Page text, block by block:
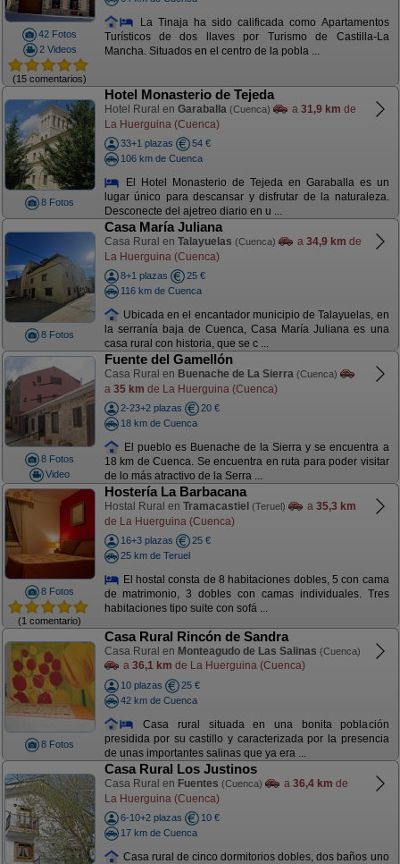
42 Fotos
2 Videos
(15 comentarios)
La Tinaja ha sido calificada como Apartamentos
Turísticos de dos llaves por Turismo de Castilla-La
Mancha. Situados en el centro de la pobla ...
8 Fotos
Hotel Monasterio de Tejeda
Hotel Rural en Garaballa (Cuenca) a 31,9 km de
La Huerguina (Cuenca)
33+1 plazas
54 €
106 km de Cuenca
El Hotel Monasterio de Tejeda en Garaballa es un
lugar único para descansar y disfrutar de la naturaleza.
Desconecte del ajetreo diario en u ...
8 Fotos
Casa María Juliana
Casa Rural en Talayuelas (Cuenca) a 34,9 km de
La Huerguina (Cuenca)
8+1 plazas
25 €
116 km de Cuenca
Ubicada en el encantador municipio de Talayuelas, en
la serranía baja de Cuenca, Casa María Juliana es una
casa rural con historia, que se c ...
8 Fotos
Video
Fuente del Gamellón
Casa Rural en Buenache de La Sierra (Cuenca)
a 35 km de La Huerguina (Cuenca)
2-23+2 plazas
20 €
18 km de Cuenca
El pueblo es Buenache de la Sierra y se encuentra a
18 km de Cuenca. Se encuentra en ruta para poder visitar
de lo más atractivo de la Serra ...
8 Fotos
(1 comentario)
Hostería La Barbacana
Hostal Rural en Tramacastiel (Teruel) a 35,3 km
de La Huerguina (Cuenca)
16+3 plazas
25 €
25 km de Teruel
El hostal consta de 8 habitaciones dobles, 5 con cama
de matrimonio, 3 dobles con camas individuales. Tres
habitaciones tipo suite con sofá ...
8 Fotos
Casa Rural Rincón de Sandra
Casa Rural en Monteagudo de Las Salinas (Cuenca)
a 36,1 km de La Huerguina (Cuenca)
10 plazas
25 €
42 km de Cuenca
Casa rural situada en una bonita población
presidida por su castillo y caracterizada por la presencia
de unas importantes salinas que ya era ...
Casa Rural Los Justinos
Casa Rural en Fuentes (Cuenca) a 36,4 km de
La Huerguina (Cuenca)
6-10+2 plazas
10 €
17 km de Cuenca
Casa rural de cinco dormitorios dobles, dos baños uno